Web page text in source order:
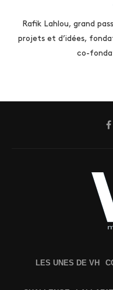
Rafik Lahlou, grand
projets et d’idées,
co-
LES UNES DE VH